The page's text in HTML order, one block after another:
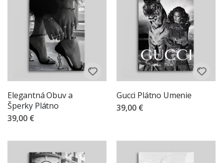
Elegantná Obuv a
Šperky Plátno
39,00 €
Gucci Plátno Umenie
39,00 €